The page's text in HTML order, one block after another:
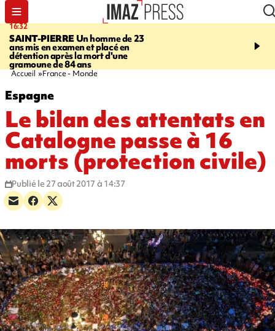
16:32
SAINT-PIERREUn homme de 23
ans mis en examen et placé en
détention après la mort d'une
gramoune de 84 ans
21:08
et Turquie scellent un
Accueil France - Monde
Espagne
Le bilan des attentats en
Catalogne passe à 16
morts (protection civile)
Publié le 27 août 2017 à 14:37